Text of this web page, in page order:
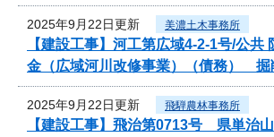
2025年9月22日更新 美濃土木事務所
【建設工事】河工第広域4-2-1号/公共
金（広域河川改修事業）（債務） 掘
2025年9月22日更新 飛騨農林事務所
【建設工事】飛治第0713号 県単治